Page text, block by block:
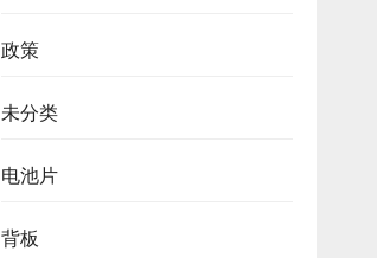
政策
未分类
电池片
背板